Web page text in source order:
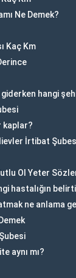
Ne Demek?
Kaç Km
hangi
kaplar?
İrtibat
Ol Yeter
hastalığın
ne anlama
aynı mı?